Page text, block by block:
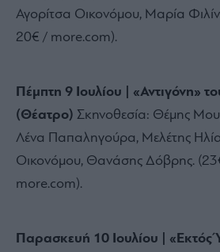
Αγορίτσα Οικονόμου, Μαρία
20€ / more.com).
Πέμπτη 9 Ιουλίου | «Αντιγόνη»
(Θέατρο) Σκηνοθεσία: Θέμης
Λένα Παπαληγούρα, Μελέτης
Οικονόμου, Θανάσης Δόβρης.
more.com).
Παρασκευή 10 Ιουλίου | «Εκτός